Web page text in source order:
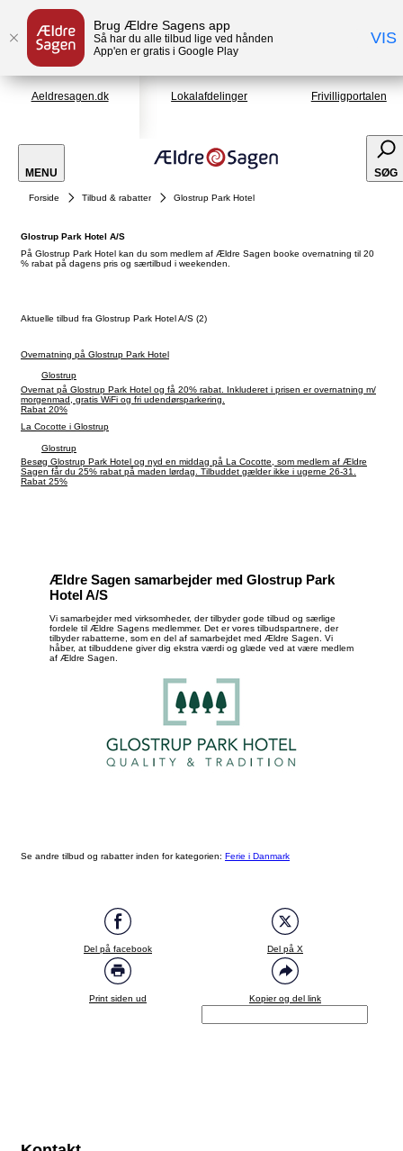
Brug Ældre Sagens app
Så har du alle tilbud lige ved hånden
App'en er gratis i Google Play
VIS
Aeldresagen.dk Lokalafdelinger Frivilligportalen
MENU SØG
Forside Tilbud & rabatter Glostrup Park Hotel
Glostrup Park Hotel A/S
På Glostrup Park Hotel kan du som medlem af Ældre Sagen booke overnatning til 20
% rabat på dagens pris og særtilbud i weekenden.
Aktuelle tilbud fra Glostrup Park Hotel A/S (2)
Overnatning på Glostrup Park Hotel
Glostrup
Overnat på Glostrup Park Hotel og få 20% rabat. Inkluderet i prisen er overnatning m/
morgenmad, gratis WiFi og fri udendørsparkering.
Rabat 20%
La Cocotte i Glostrup
Glostrup
Besøg Glostrup Park Hotel og nyd en middag på La Cocotte, som medlem af Ældre
Sagen får du 25% rabat på maden lørdag. Tilbuddet gælder ikke i ugerne 26-31.
Rabat 25%
Ældre Sagen samarbejder med Glostrup Park
Hotel A/S
Vi samarbejder med virksomheder, der tilbyder gode tilbud og særlige
fordele til Ældre Sagens medlemmer. Det er vores tilbudspartnere, der
tilbyder rabatterne, som en del af samarbejdet med Ældre Sagen. Vi
håber, at tilbuddene giver dig ekstra værdi og glæde ved at være medlem
af Ældre Sagen.
Se andre tilbud og rabatter inden for kategorien: Ferie i Danmark
Del på facebook Del på X
Print siden ud Kopier og del link